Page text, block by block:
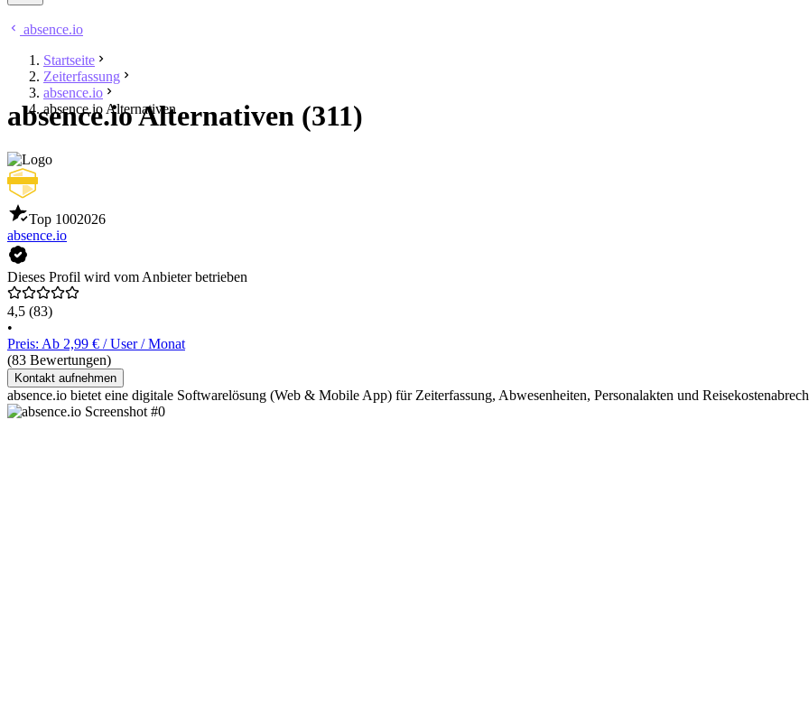
absence.io
Startseite
Zeiterfassung
absence.io
absence.io Alternativen
absence.io Alternativen (311)
Top 1002026
absence.io
Dieses Profil wird vom Anbieter betrieben
4,5 (83)
•
Preis: Ab 2,99 € / User / Monat
(83 Bewertungen)
Kontakt aufnehmen
absence.io bietet eine digitale Softwarelösung (Web & Mobile App) für Zeiterfassung, Abwesenheiten, Personalakten und